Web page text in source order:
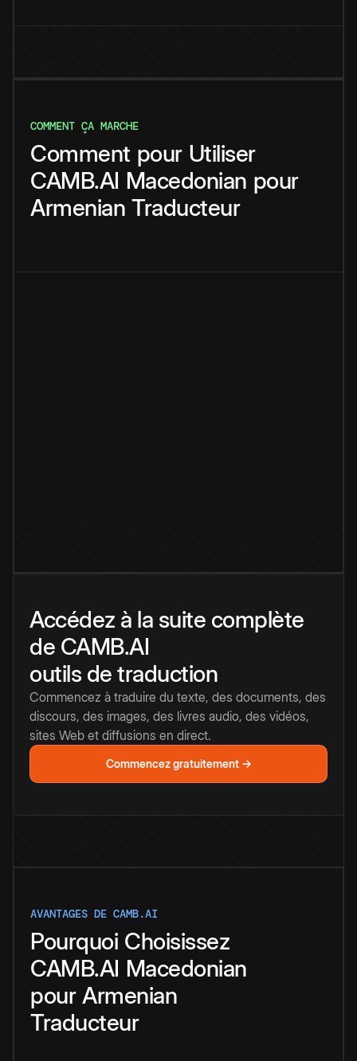
COMMENT ÇA MARCHE
Comment pour Utiliser
CAMB.AI Macedonian pour
Armenian Traducteur
Accédez à la suite complète
de CAMB.AI
outils de traduction
Commencez à traduire du texte, des documents, des
discours, des images, des livres audio, des vidéos,
sites Web et diffusions en direct.
Commencez gratuitement →
AVANTAGES DE CAMB.AI
Pourquoi Choisissez
CAMB.AI Macedonian
pour Armenian
Traducteur